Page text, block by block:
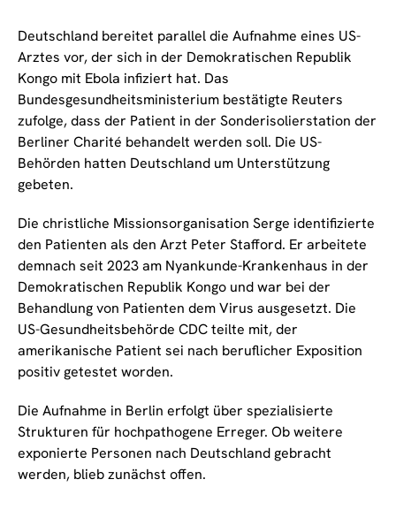
Deutschland bereitet parallel die Aufnahme eines US-
Arztes vor, der sich in der Demokratischen Republik
Kongo mit Ebola infiziert hat. Das
Bundesgesundheitsministerium bestätigte Reuters
zufolge, dass der Patient in der Sonderisolierstation der
Berliner Charité behandelt werden soll. Die US-
Behörden hatten Deutschland um Unterstützung
gebeten.
Die christliche Missionsorganisation Serge identifizierte
den Patienten als den Arzt Peter Stafford. Er arbeitete
demnach seit 2023 am Nyankunde-Krankenhaus in der
Demokratischen Republik Kongo und war bei der
Behandlung von Patienten dem Virus ausgesetzt. Die
US-Gesundheitsbehörde CDC teilte mit, der
amerikanische Patient sei nach beruflicher Exposition
positiv getestet worden.
Die Aufnahme in Berlin erfolgt über spezialisierte
Strukturen für hochpathogene Erreger. Ob weitere
exponierte Personen nach Deutschland gebracht
werden, blieb zunächst offen.